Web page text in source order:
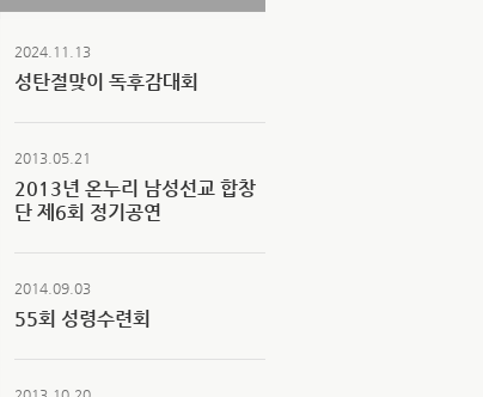
2024.11.13
성탄절맞이 독후감대회
2013.05.21
2013년 온누리 남성선교 합창
단 제6회 정기공연
2014.09.03
55회 성령수련회